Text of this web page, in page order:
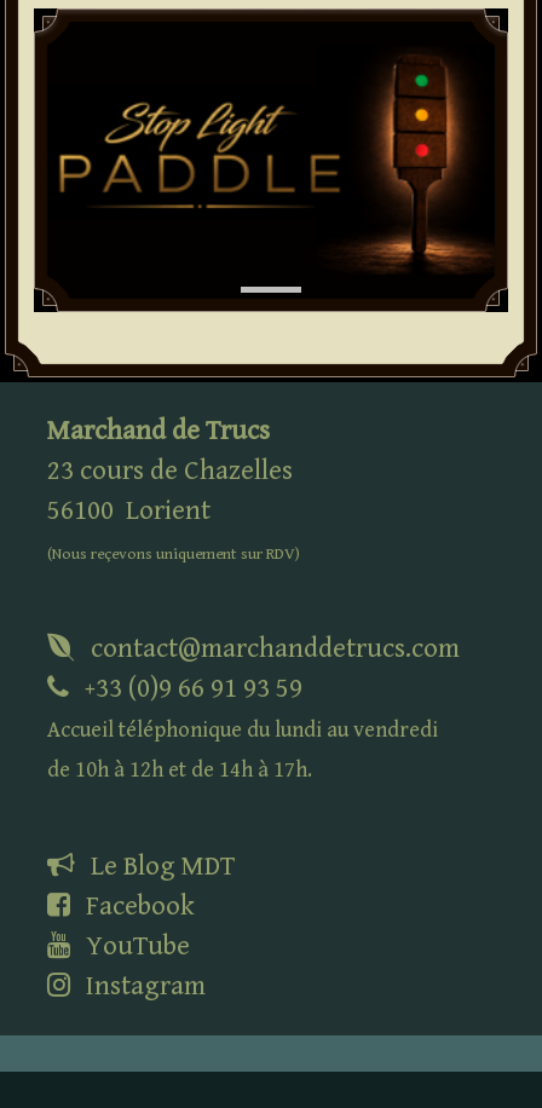
Paddle
Marchand de Trucs
23 cours de Chazelles
56100 Lorient
(Nous reçevons uniquement surRDV)
contact@marchanddetrucs.com
+33 (0)9 66 91 93 59
Accueil téléphonique du lundi au vendredi
de 10h à 12h et de 14h à 17h.
Le Blog MDT
Facebook
YouTube
Instagram